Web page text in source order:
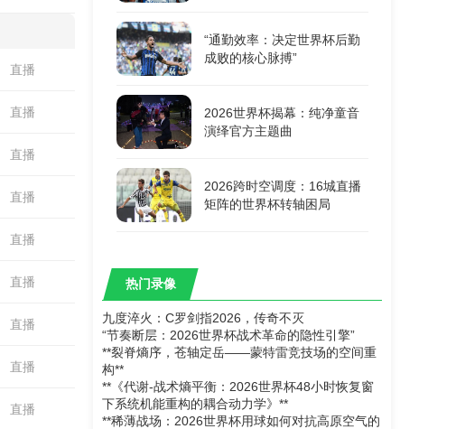
直播
直播
直播
直播
直播
直播
直播
直播
直播
“通勤效率：决定世界杯后勤
成败的核心脉搏”
2026世界杯揭幕：纯净童音
演绎官方主题曲
2026跨时空调度：16城直播
矩阵的世界杯转轴困局
热门录像
九度淬火：C罗剑指2026，传奇不灭
“节奏断层：2026世界杯战术革命的隐性引擎”
**裂脊熵序，苍轴定岳——蒙特雷竞技场的空间重
构**
**《代谢-战术熵平衡：2026世界杯48小时恢复窗
下系统机能重构的耦合动力学》**
**稀薄战场：2026世界杯用球如何对抗高原空气的